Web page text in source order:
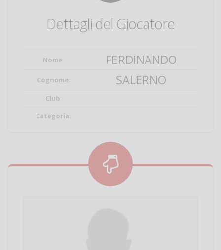
Dettagli del Giocatore
Nome: FERDINANDO
Cognome: SALERNO
Club:
Categoria: